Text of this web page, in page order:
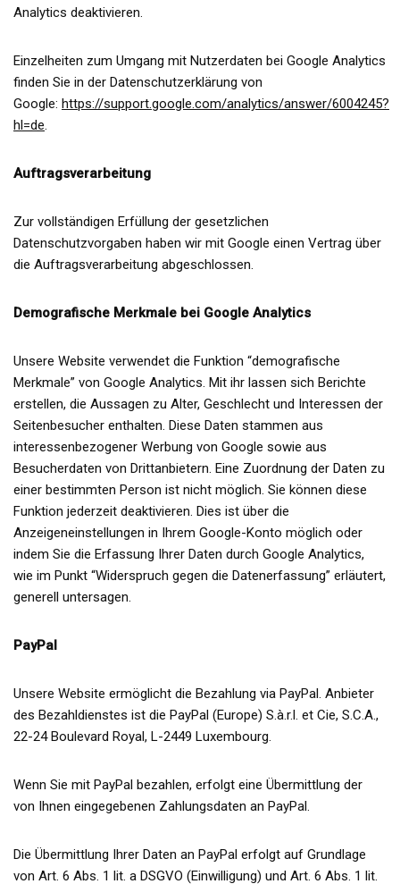
Analytics deaktivieren.
Einzelheiten zum Umgang mit Nutzerdaten bei Google Analytics
finden Sie in der Datenschutzerklärung von
Google: https://support.google.com/analytics/answer/6004245?
hl=de.
Auftragsverarbeitung
Zur vollständigen Erfüllung der gesetzlichen
Datenschutzvorgaben haben wir mit Google einen Vertrag über
die Auftragsverarbeitung abgeschlossen.
Demografische Merkmale bei Google Analytics
Unsere Website verwendet die Funktion “demografische
Merkmale” von Google Analytics. Mit ihr lassen sich Berichte
erstellen, die Aussagen zu Alter, Geschlecht und Interessen der
Seitenbesucher enthalten. Diese Daten stammen aus
interessenbezogener Werbung von Google sowie aus
Besucherdaten von Drittanbietern. Eine Zuordnung der Daten zu
einer bestimmten Person ist nicht möglich. Sie können diese
Funktion jederzeit deaktivieren. Dies ist über die
Anzeigeneinstellungen in Ihrem Google-Konto möglich oder
indem Sie die Erfassung Ihrer Daten durch Google Analytics,
wie im Punkt “Widerspruch gegen die Datenerfassung” erläutert,
generell untersagen.
PayPal
Unsere Website ermöglicht die Bezahlung via PayPal. Anbieter
des Bezahldienstes ist die PayPal (Europe) S.à.r.l. et Cie, S.C.A.,
22-24 Boulevard Royal, L-2449 Luxembourg.
Wenn Sie mit PayPal bezahlen, erfolgt eine Übermittlung der
von Ihnen eingegebenen Zahlungsdaten an PayPal.
Die Übermittlung Ihrer Daten an PayPal erfolgt auf Grundlage
von Art. 6 Abs. 1 lit. a DSGVO (Einwilligung) und Art. 6 Abs. 1 lit.